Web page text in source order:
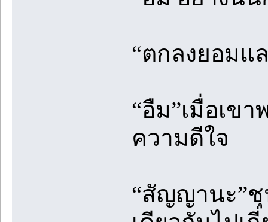
“ตกลงยอมแ
“อืม”เมื่อเข
ความดีใจ
“สัญญานะ”ชุ